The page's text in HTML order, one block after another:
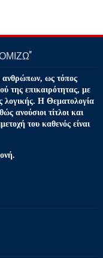
ανθρώπων, ως τόπος
της επικαιρότητας, με
λογικής. Η Θεματολογία
ανούσιοι τίτλοι και
του καθενός είναι